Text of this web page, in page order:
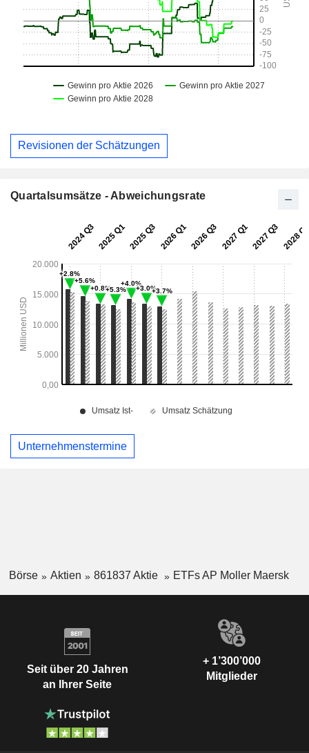
Revisionen der Schätzungen
Quartalsumsätze - Abweichungsrate
Unternehmenstermine
Börse Aktien 861837 Aktie ETFs AP Moller Maersk
Seit über 20 Jahren
an Ihrer Seite
+ 1’300’000
Mitglieder